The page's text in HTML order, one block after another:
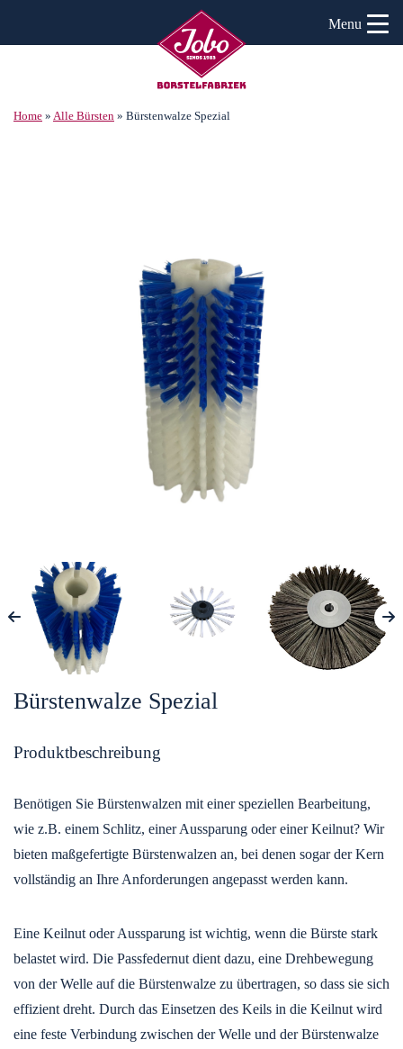
Menu
Home » Alle Bürsten » Bürstenwalze Spezial
Bürstenwalze Spezial
Produktbeschreibung
Benötigen Sie Bürstenwalzen mit einer speziellen Bearbeitung,
wie z.B. einem Schlitz, einer Aussparung oder einer Keilnut? Wir
bieten maßgefertigte Bürstenwalzen an, bei denen sogar der Kern
vollständig an Ihre Anforderungen angepasst werden kann.
Eine Keilnut oder Aussparung ist wichtig, wenn die Bürste stark
belastet wird. Die Passfedernut dient dazu, eine Drehbewegung
von der Welle auf die Bürstenwalze zu übertragen, so dass sie sich
effizient dreht. Durch das Einsetzen des Keils in die Keilnut wird
eine feste Verbindung zwischen der Welle und der Bürstenwalze